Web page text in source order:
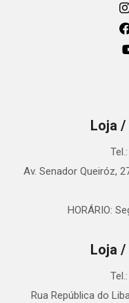
Loja /
Av. Senador Queiróz,
HORÁRIO:
Loja
Rua República do